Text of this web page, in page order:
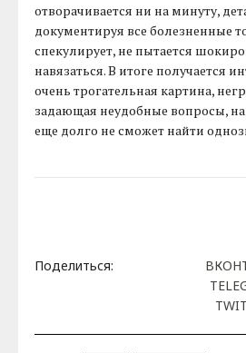
отворачивается ни на минуту,
документируя все болезненные
спекулирует, не пытается
навязаться. В итоге получается
очень трогательная картина,
задающая неудобные вопросы,
еще долго не сможет найти
Поделиться: